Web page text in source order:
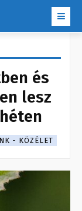
és
lesz
- KÖZÉLET